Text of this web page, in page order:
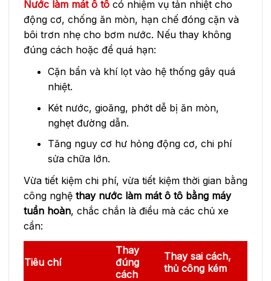
Nước làm mát ô tô có nhiệm vụ tản nhiệt cho
động cơ, chống ăn mòn, hạn chế đóng cặn và
bôi trơn nhẹ cho bơm nước. Nếu thay không
đúng cách hoặc để quá hạn:
Cặn bẩn và khí lọt vào hệ thống gây quá
nhiệt.
Két nước, gioăng, phớt dễ bị ăn mòn,
nghẹt đường dẫn.
Tăng nguy cơ hư hỏng động cơ, chi phí
sửa chữa lớn.
Vừa tiết kiệm chi phí, vừa tiết kiệm thời gian bằng
công nghệ thay nước làm mát ô tô bằng máy
tuần hoàn, chắc chắn là điều mà các chủ xe
cần:
Tiêu chí
Thay
đúng
cách
Thay sai cách,
thủ công kém